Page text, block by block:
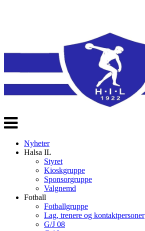
Veksle
navigasjon
Nyheter
Halsa IL
Styret
Kioskgruppe
Sponsorgruppe
Valgnemd
Fotball
Fotballgruppe
Lag, trenere og kontaktpersoner
G/J 08